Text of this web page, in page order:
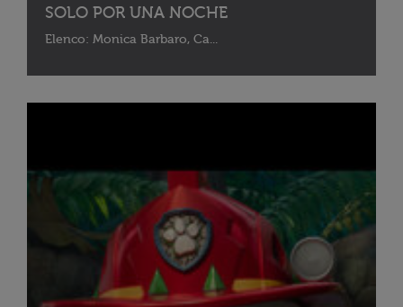
SOLO POR UNA NOCHE
Elenco: Monica Barbaro, Ca...